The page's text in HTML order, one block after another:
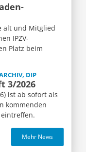
alt und Mitglied
IPZV-
Platz beim
DIP
3/2026
ist ab sofort als
kommenden
Mehr News